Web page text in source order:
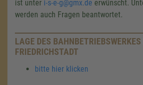
ist unter i-s-e-g@gmx.de erwünscht.
werden auch Fragen beantwortet.
LAGE DES BAHNBETRIEBSWERKES
FRIEDRICHSTADT
bitte hier klicken